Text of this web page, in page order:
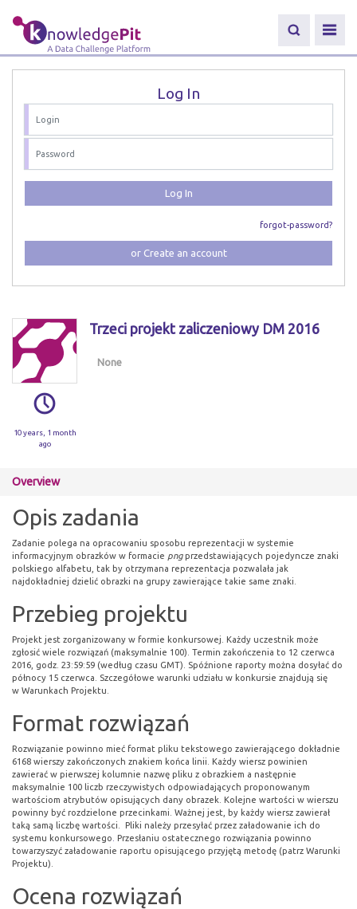
Log In
Log In
forgot-password?
or Create an account
10 years, 1 month
ago
Trzeci projekt zaliczeniowy DM 2016
None
Overview
Opis zadania
Zadanie polega na opracowaniu sposobu reprezentacji w systemie
informacyjnym obrazków w formacie pngprzedstawiających pojedyncze znaki
polskiego alfabetu, tak by otrzymana reprezentacja pozwalała jak
najdokładniej dzielić obrazki na grupy zawierające takie same znaki.
Przebieg projektu
Projekt jest zorganizowany w formie konkursowej. Każdy uczestnik może
zgłosić wiele rozwiązań (maksymalnie 100). Termin zakończenia to 12 czerwca
2016, godz. 23:59:59 (według czasu GMT). Spóźnione raporty można dosyłać do
północy 15 czerwca. Szczegółowe warunki udziału w konkursie znajdują się
w Warunkach Projektu.
Format rozwiązań
Rozwiązanie powinno mieć format pliku tekstowego zawierającego dokładnie
6168 wierszy zakończonych znakiem końca linii. Każdy wiersz powinien
zawierać w pierwszej kolumnie nazwę pliku z obrazkiem a następnie
maksymalnie 100 liczb rzeczywistych odpowiadających proponowanym
wartościom atrybutów opisujących dany obrazek. Kolejne wartości w wierszu
powinny być rozdzielone przecinkami. Ważnej jest, by każdy wiersz zawierał
taką samą liczbę wartości. Pliki należy przesyłać przez załadowanie ich do
systemu konkursowego
Przesłaniu ostatecznego rozwiązania powinno
towarzyszyć załadowanie raportu opisującego przyjętą metodę (patrz Warunki
Projektu).
Ocena rozwiązań